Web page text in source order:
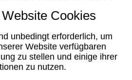
Cookies
unbedingt erforderlich, um
Website verfügbaren
zu stellen und einige ihrer
zu nutzen.